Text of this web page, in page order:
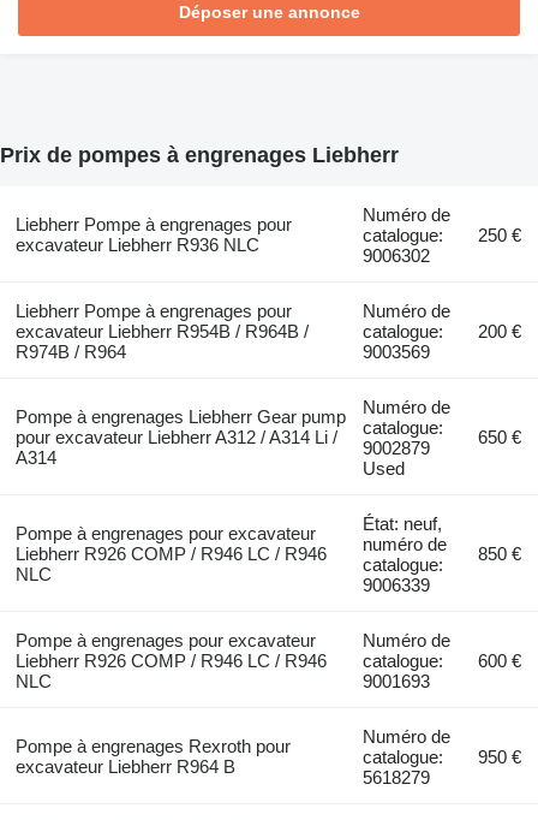
Déposer une annonce
Prix de pompes à engrenages Liebherr
Liebherr Pompe à engrenages pour
excavateur Liebherr R936 NLC
Numéro de
catalogue:
9006302
250 €
Liebherr Pompe à engrenages pour
excavateur Liebherr R954B / R964B /
R974B / R964
Numéro de
catalogue:
9003569
200 €
Pompe à engrenages Liebherr Gear pump
pour excavateur Liebherr A312 / A314 Li /
A314
Numéro de
catalogue:
9002879
Used
650 €
Pompe à engrenages pour excavateur
Liebherr R926 COMP / R946 LC / R946
NLC
État: neuf,
numéro de
catalogue:
9006339
850 €
Pompe à engrenages pour excavateur
Liebherr R926 COMP / R946 LC / R946
NLC
Numéro de
catalogue:
9001693
600 €
Pompe à engrenages Rexroth pour
excavateur Liebherr R964 B
Numéro de
catalogue:
5618279
950 €